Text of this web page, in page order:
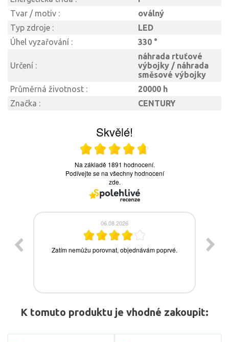
Tvar / motiv :
oválný
Typ zdroje :
LED
Úhel vyzařování :
330 °
Určení :
náhrada rtuťové
výbojky / náhrada
směsové výbojky
Průměrná životnost :
20000 h
Značka :
CENTURY
K tomuto produktu je vhodné zakoupit: